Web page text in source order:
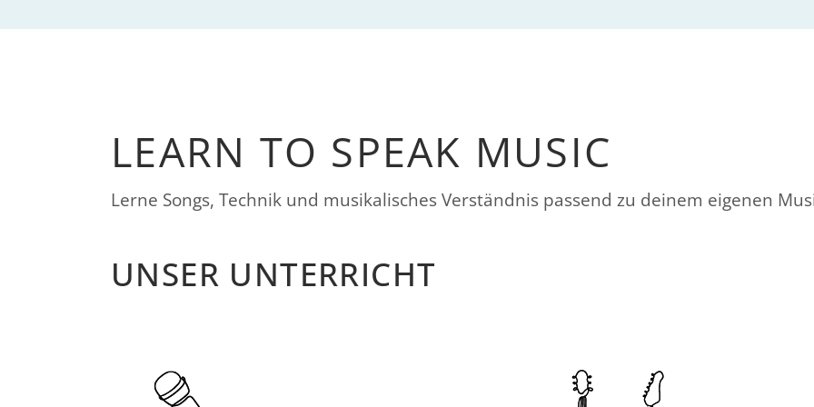
LEARN TO SPEAK MUSIC
Lerne Songs, Technik und musikalisches Verständnis passend zu deinem eigenen
UNSER UNTERRICHT